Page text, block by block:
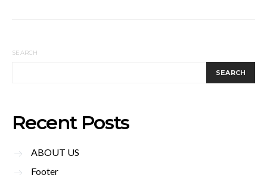
SEARCH
SEARCH
Recent Posts
ABOUT US
Footer